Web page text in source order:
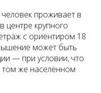
проживает в
крупного
с ориентиром 18
может быть
— при условии, что
том же населённом